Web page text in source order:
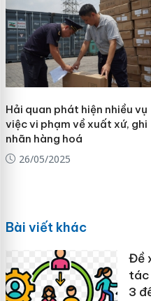
Hải quan phát hiện nhiều vụ
việc vi phạm về xuất xứ, ghi
nhãn hàng hoá
26/05/2025
Bài viết khác
Đề
tác
3